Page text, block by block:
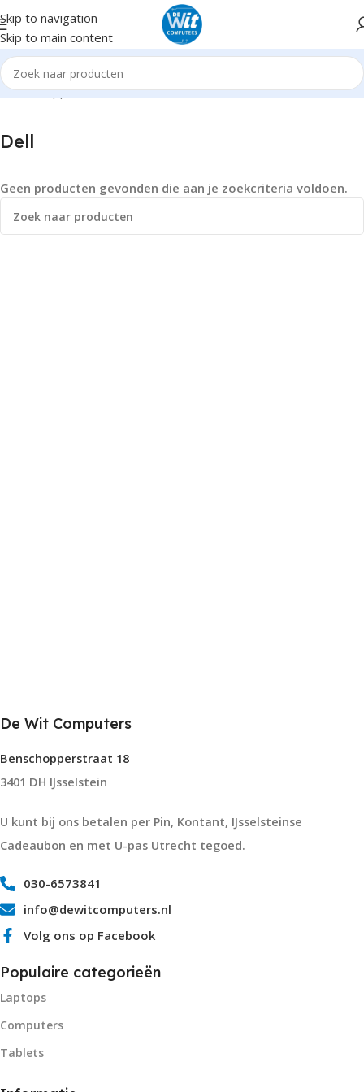
Skip to navigation
Skip to main content
Home Supplies Dell
Dell
Geen producten gevonden die aan je zoekcriteria voldoen.
De Wit Computers
Benschopperstraat 18
3401 DH IJsselstein
U kunt bij ons betalen per Pin, Kontant, IJsselsteinse
Cadeaubon en met U-pas Utrecht tegoed.
030-6573841
info@dewitcomputers.nl
Volg ons op Facebook
Populaire categorieën
Laptops
Computers
Tablets